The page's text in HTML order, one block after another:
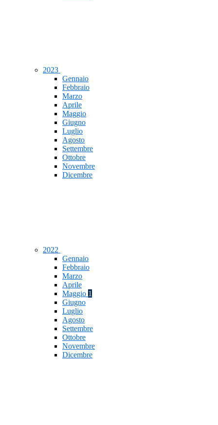
2023
Gennaio
Febbraio
Marzo
Aprile
Maggio
Giugno
Luglio
Agosto
Settembre
Ottobre
Novembre
Dicembre
2022
Gennaio
Febbraio
Marzo
Aprile
Maggio 1
Giugno
Luglio
Agosto
Settembre
Ottobre
Novembre
Dicembre